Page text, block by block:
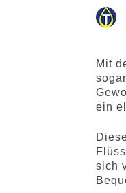
Mit
ein
sich